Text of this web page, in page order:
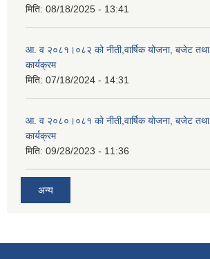
मिति: 08/18/2025 - 13:41
आ. व २०८१।०८२ को नीती,वार्षिक योजना, बजेट तथा
कार्यक्रम
मिति: 07/18/2024 - 14:31
आ. व २०८०।०८१ को नीती,वार्षिक योजना, बजेट तथा
कार्यक्रम
मिति: 09/28/2023 - 11:36
अन्य